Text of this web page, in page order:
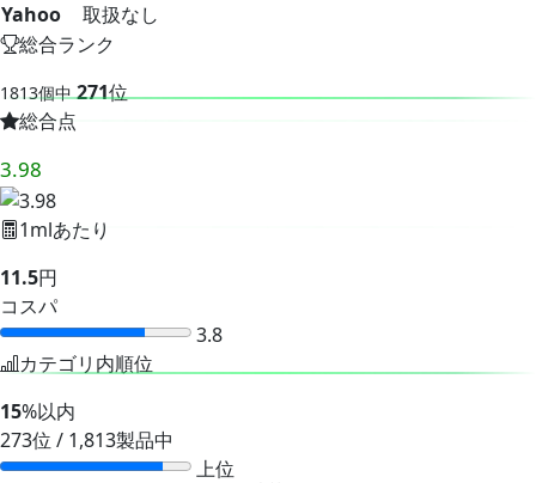
Yahoo
取扱なし
総合ランク
1813個中 271位
総合点
3.98
1mlあたり
11.5円
コスパ
3.8
カテゴリ内順位
15%以内
273位 / 1,813製品中
上位